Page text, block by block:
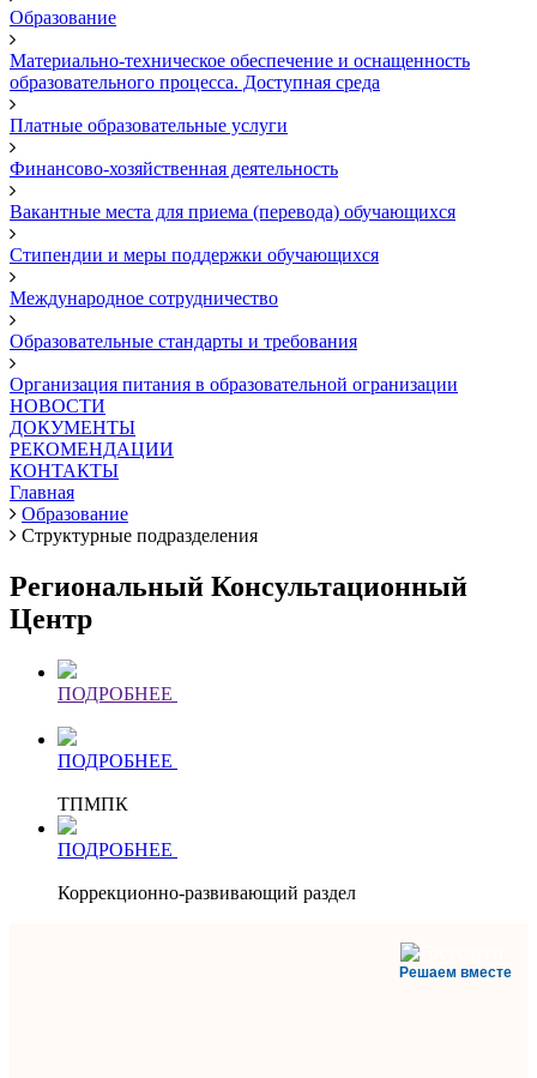
Образование
Материально-техническое обеспечение и оснащенность
образовательного процесса. Доступная среда
Платные образовательные услуги
Финансово-хозяйственная деятельность
Вакантные места для приема (перевода) обучающихся
Стипендии и меры поддержки обучающихся
Международное сотрудничество
Образовательные стандарты и требования
Организация питания в образовательной огранизации
НОВОСТИ
ДОКУМЕНТЫ
РЕКОМЕНДАЦИИ
КОНТАКТЫ
Главная
Образование
Структурные подразделения
Региональный Консультационный
Центр
ПОДРОБНЕЕ
ПОДРОБНЕЕ
ТПМПК
ПОДРОБНЕЕ
Коррекционно-развивающий раздел
Решаем вместе